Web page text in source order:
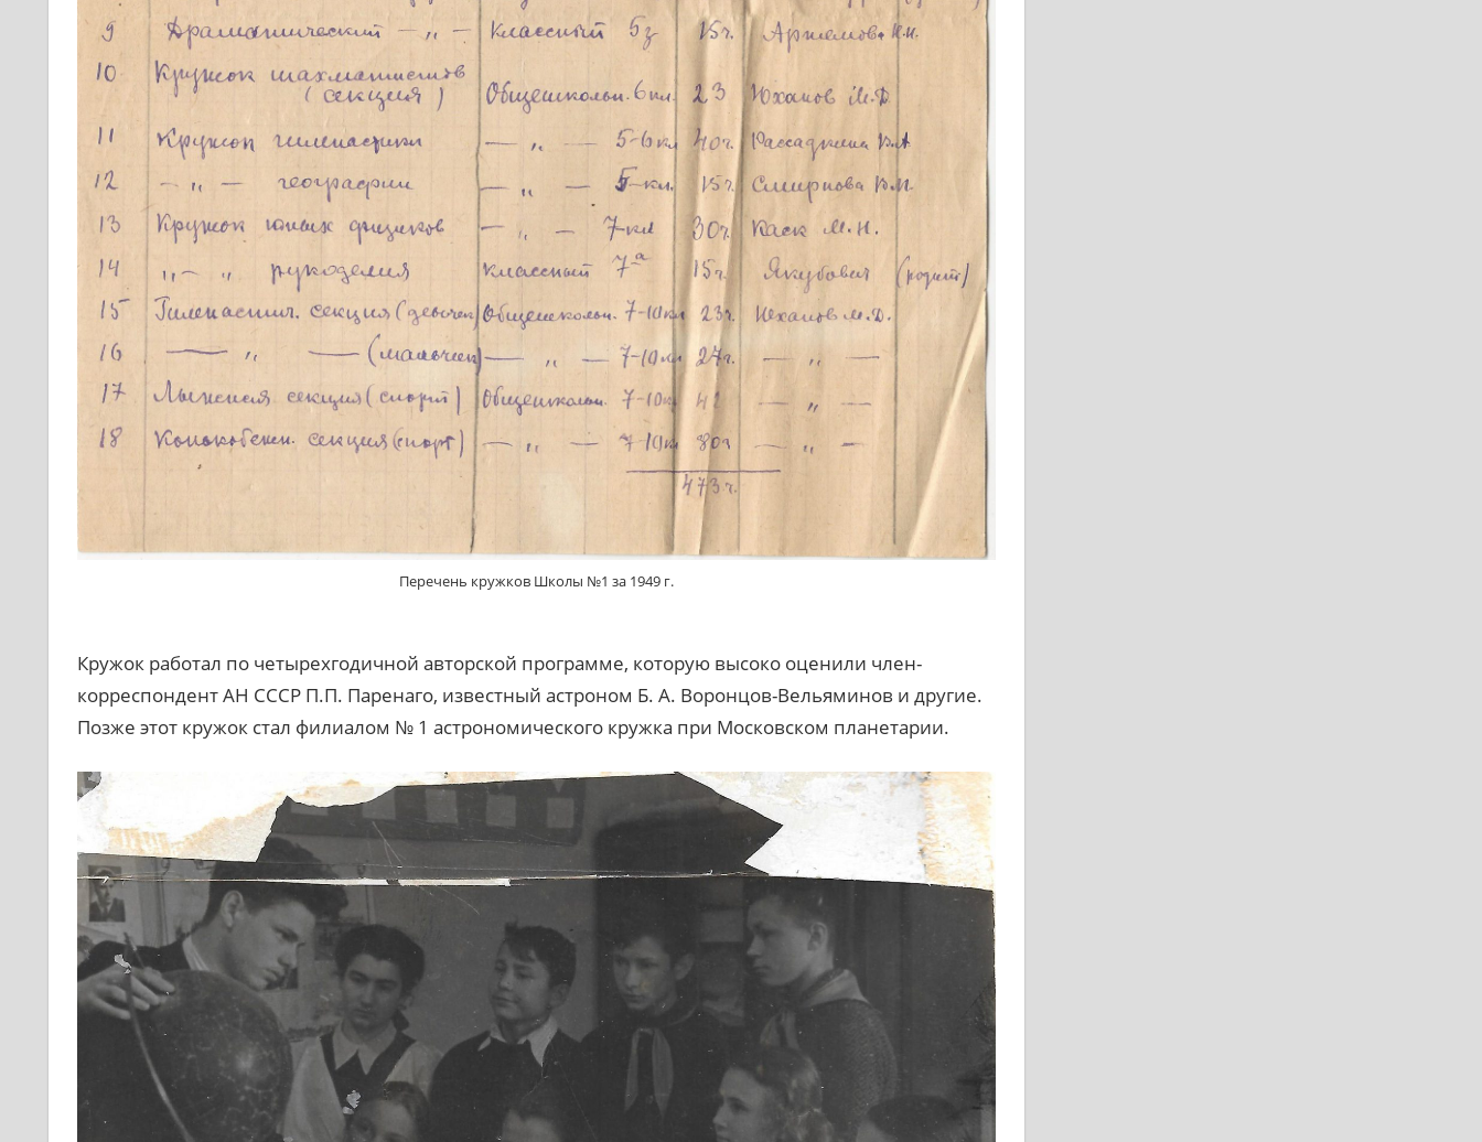
Перечень кружков Школы №1 за 1949 г.
Кружок работал по четырехгодичной авторской программе, которую высоко оценили член-
корреспондент АН СССР П.П. Паренаго, известный астроном Б. А. Воронцов-Вельяминов и другие.
Позже этот кружок стал филиалом № 1 астрономического кружка при Московском планетарии.